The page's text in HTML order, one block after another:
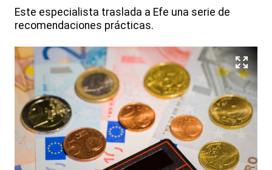
Este especialista traslada a Efe una serie de
recomendaciones prácticas.